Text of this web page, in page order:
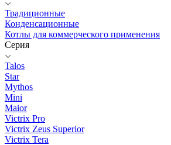
Традиционные
Конденсационные
Котлы для коммерческого применения
Серия
Talos
Star
Mythos
Mini
Maior
Victrix Pro
Victrix Zeus Superior
Victrix Tera